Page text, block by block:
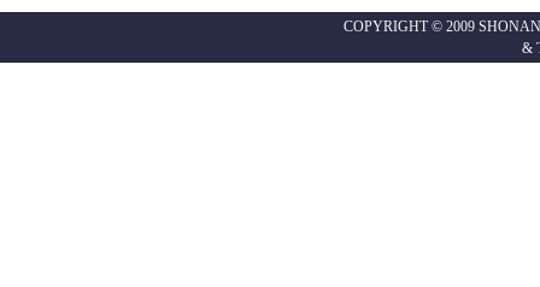
COPYRIGHT © 2009
&